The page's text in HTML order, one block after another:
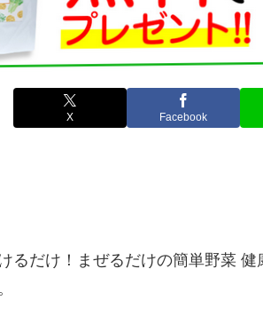
X Facebook
るだけ！まぜるだけの簡単野菜 健